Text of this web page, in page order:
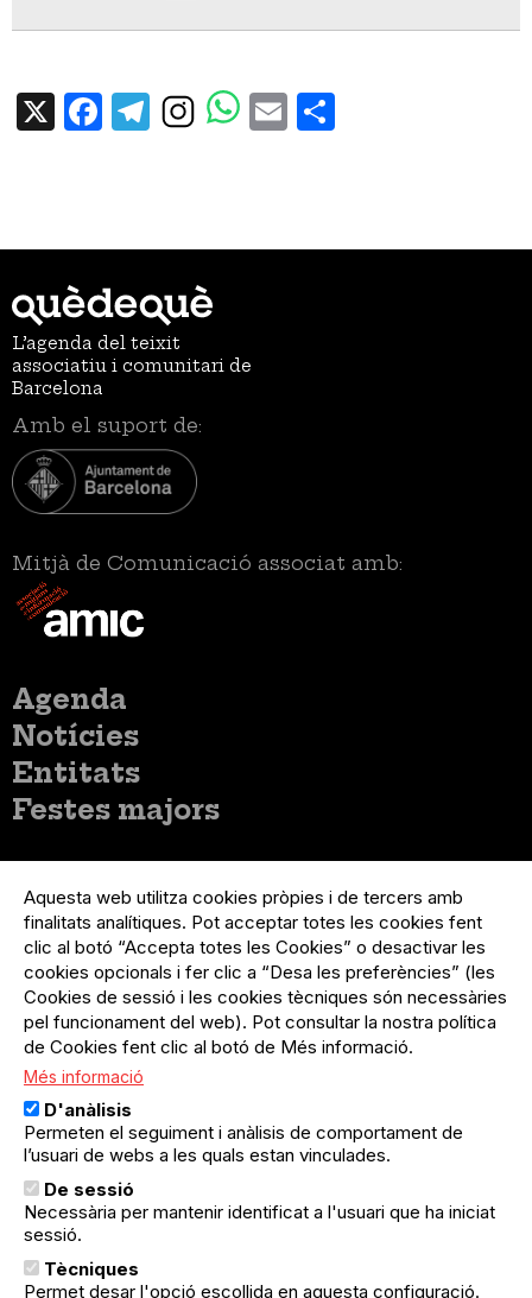
X Facebook
TelegramEmail
L’agenda del teixit
associatiu i comunitari de
Barcelona
Amb el suport de:
Mitjà de Comunicació associat amb:
Menú
principal
Agenda
Notícies
Entitats
Festes majors
del
compte
d'usuari
Menú
usuari
no
loggat
Registre organització
Menú
Peu
Sobre el projecte
Preguntes freqüents
Contacte
Menú
Legal
Política de privacitat
Avís legal
Política de cookies
El Quèdequè no es fa responsable de les activitats
programades; en són responsables els col·lectius
organitzadors.
© Quedequè, 2025
Aquesta web utilitza cookies pròpies i de tercers amb
finalitats analítiques. Pot acceptar totes les cookies fent
clic al botó “Accepta totes les Cookies” o desactivar les
cookies opcionals i fer clic a “Desa les preferències” (les
Cookies de sessió i les cookies tècniques són necessàries
pel funcionament del web). Pot consultar la nostra política
de Cookies fent clic al botó de Més informació.
Més informació
D'anàlisis
Permeten el seguiment i anàlisis de comportament de
l’usuari de webs a les quals estan vinculades.
De sessió
Necessària per mantenir identificat a l'usuari que ha iniciat
sessió.
Tècniques
Permet desar l'opció escollida en aquesta configuració.